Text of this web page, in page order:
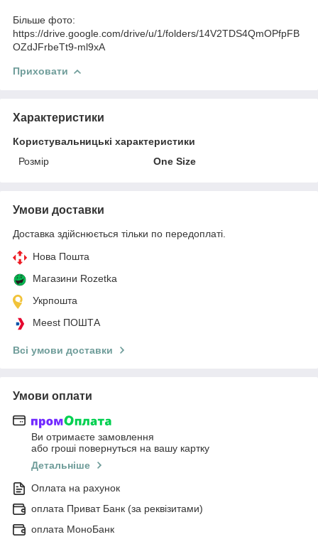
Більше фото:
https://drive.google.com/drive/u/1/folders/14V2TDS4QmOPfpFB
OZdJFrbeTt9-ml9xA
Приховати
Характеристики
Користувальницькі характеристики
Розмір
One Size
Умови доставки
Доставка здійснюється тільки по передоплаті.
Нова Пошта
Магазини Rozetka
Укрпошта
Meest ПОШТА
Всі умови доставки
Умови оплати
Ви отримаєте замовлення
або гроші повернуться на вашу картку
Детальніше
Оплата на рахунок
оплата Приват Банк (за реквізитами)
оплата МоноБанк